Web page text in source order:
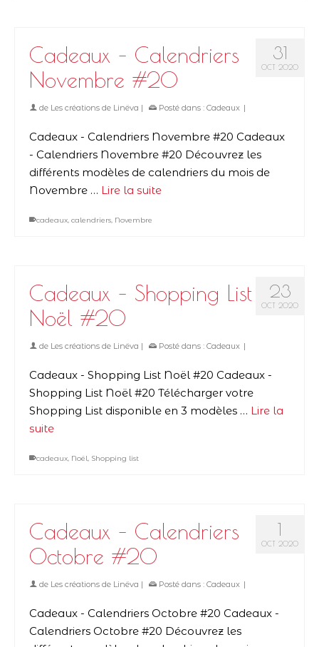
31
OCT 2020
Cadeaux – Calendriers
Novembre #20
de Les créations de Linëva | Posté dans : Cadeaux |
Cadeaux - Calendriers Novembre #20 Cadeaux
- Calendriers Novembre #20 Découvrez les
différents modèles de calendriers du mois de
Novembre … Lire la suite
cadeaux, calendriers, Novembre
23
OCT 2020
Cadeaux – Shopping List
Noël #20
de Les créations de Linëva | Posté dans : Cadeaux |
Cadeaux - Shopping List Noël #20 Cadeaux -
Shopping List Noël #20 Télécharger votre
Shopping List disponible en 3 modèles … Lire la
suite
cadeaux, Noël, Shopping list
1
OCT 2020
Cadeaux – Calendriers
Octobre #20
de Les créations de Linëva | Posté dans : Cadeaux |
Cadeaux - Calendriers Octobre #20 Cadeaux -
Calendriers Octobre #20 Découvrez les